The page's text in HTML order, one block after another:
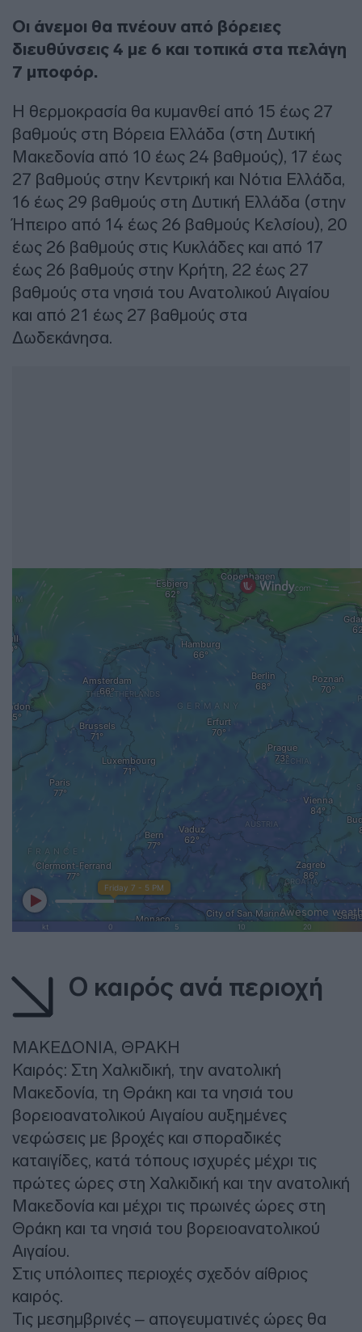
Οι άνεμοι θα πνέουν από βόρειες
διευθύνσεις 4 με 6 και τοπικά στα πελάγη
7 μποφόρ.
Η θερμοκρασία θα κυμανθεί από 15 έως 27
βαθμούς στη Βόρεια Ελλάδα (στη Δυτική
Μακεδονία από 10 έως 24 βαθμούς), 17 έως
27 βαθμούς στην Κεντρική και Νότια Ελλάδα,
16 έως 29 βαθμούς στη Δυτική Ελλάδα (στην
Ήπειρο από 14 έως 26 βαθμούς Κελσίου), 20
έως 26 βαθμούς στις Κυκλάδες και από 17
έως 26 βαθμούς στην Κρήτη, 22 έως 27
βαθμούς στα νησιά του Ανατολικού Αιγαίου
και από 21 έως 27 βαθμούς στα
Δωδεκάνησα.
Ο καιρός ανά περιοχή
ΜΑΚΕΔΟΝΙΑ, ΘΡΑΚΗ
Καιρός: Στη Χαλκιδική, την ανατολική
Μακεδονία, τη Θράκη και τα νησιά του
βορειοανατολικού Αιγαίου αυξημένες
νεφώσεις με βροχές και σποραδικές
καταιγίδες, κατά τόπους ισχυρές μέχρι τις
πρώτες ώρες στη Χαλκιδική και την ανατολική
Μακεδονία και μέχρι τις πρωινές ώρες στη
Θράκη και τα νησιά του βορειοανατολικού
Αιγαίου.
Στις υπόλοιπες περιοχές σχεδόν αίθριος
καιρός.
Τις μεσημβρινές – απογευματινές ώρες θα